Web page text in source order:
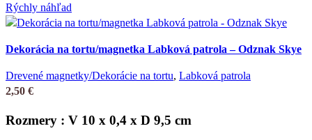
Rýchly náhľad
Dekorácia na tortu/magnetka Labková patrola – Odznak Skye
Drevené magnetky/Dekorácie na tortu, Labková patrola
2,50 €
Rozmery : V 10 x 0,4 x D 9,5 cm